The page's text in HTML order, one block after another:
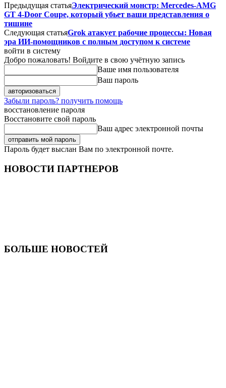
Предыдущая статьяЭлектрический монстр: Mercedes-AMG
GT 4-Door Coupe, который убьет ваши представления о
тишине
Следующая статьяGrok атакует рабочие процессы: Новая
эра ИИ-помощников с полным доступом к системе
войти в систему
Добро пожаловать! Войдите в свою учётную запись
Ваше имя пользователя
Ваш пароль
Забыли пароль? получить помощь
восстановление пароля
Восстановите свой пароль
Ваш адрес электронной почты
Пароль будет выслан Вам по электронной почте.
НОВОСТИ ПАРТНЕРОВ
БОЛЬШЕ НОВОСТЕЙ